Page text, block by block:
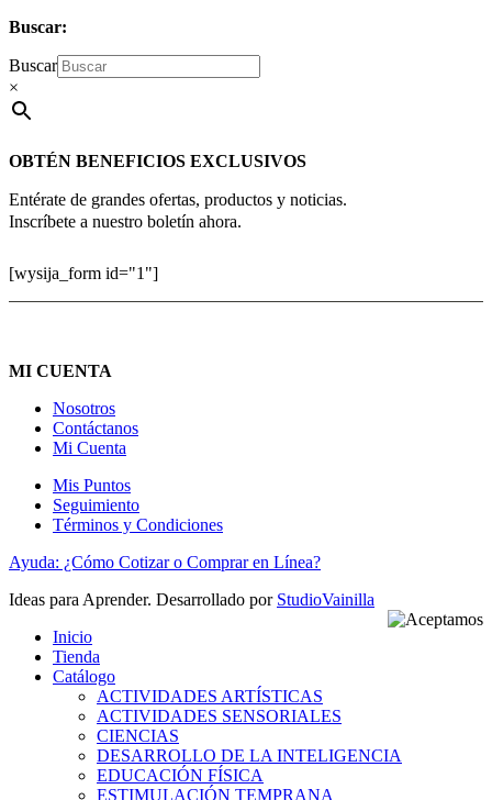
Buscar:
Buscar
×
OBTÉN BENEFICIOS EXCLUSIVOS
Entérate de grandes ofertas, productos y noticias.
Inscríbete a nuestro boletín ahora.
[wysija_form id="1"]
MI CUENTA
Nosotros
Contáctanos
Mi Cuenta
Mis Puntos
Seguimiento
Términos y Condiciones
Ayuda: ¿Cómo Cotizar o Comprar en Línea?
Ideas para Aprender. Desarrollado por StudioVainilla
Inicio
Tienda
Catálogo
ACTIVIDADES ARTÍSTICAS
ACTIVIDADES SENSORIALES
CIENCIAS
DESARROLLO DE LA INTELIGENCIA
EDUCACIÓN FÍSICA
ESTIMULACIÓN TEMPRANA